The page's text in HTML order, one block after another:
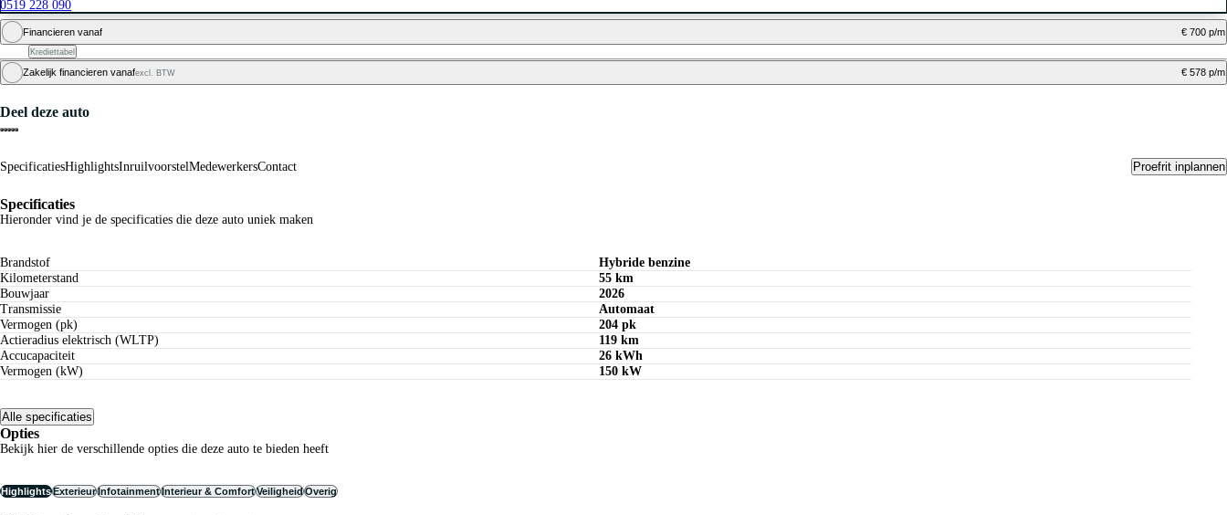
0519 228 090
Financieren vanaf € 700 p/m
Krediettabel
Maandbedrag berekenen
Zakelijk financieren vanafexcl. BTW € 578 p/m
Deel deze auto
SpecificatiesHighlightsInruilvoorstelMedewerkersContact Proefrit inplannen
Specificaties
Hieronder vind je de specificaties die deze auto uniek maken
Brandstof
Hybride benzine
Kilometerstand
55 km
Bouwjaar
2026
Transmissie
Automaat
Vermogen (pk)
204 pk
Actieradius elektrisch (WLTP)
119 km
Accucapaciteit
26 kWh
Vermogen (kW)
150 kW
Alle specificaties
Opties
Bekijk hier de verschillende opties die deze auto te bieden heeft
HighlightsExterieurInfotainmentInterieur & ComfortVeiligheidOverig